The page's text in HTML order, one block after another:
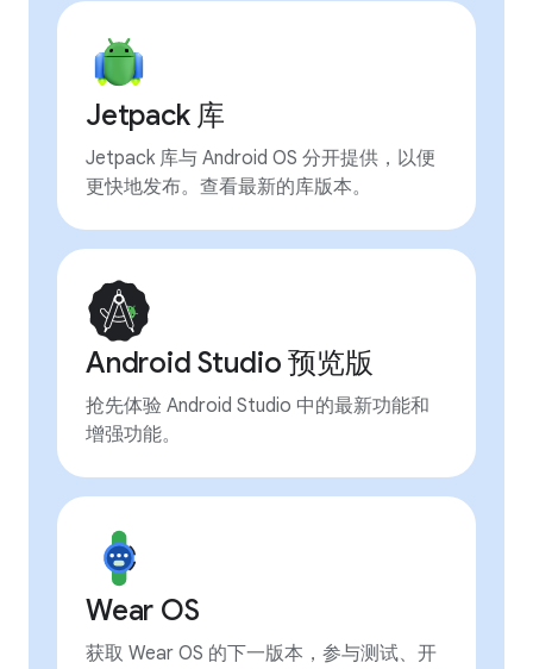
Jetpack 库
Jetpack 库与 Android OS 分开提供，以便
更快地发布。查看最新的库版本。
Android Studio 预览版
抢先体验 Android Studio 中的最新功能和
增强功能。
Wear OS
获取 Wear OS 的下一版本，参与测试、开